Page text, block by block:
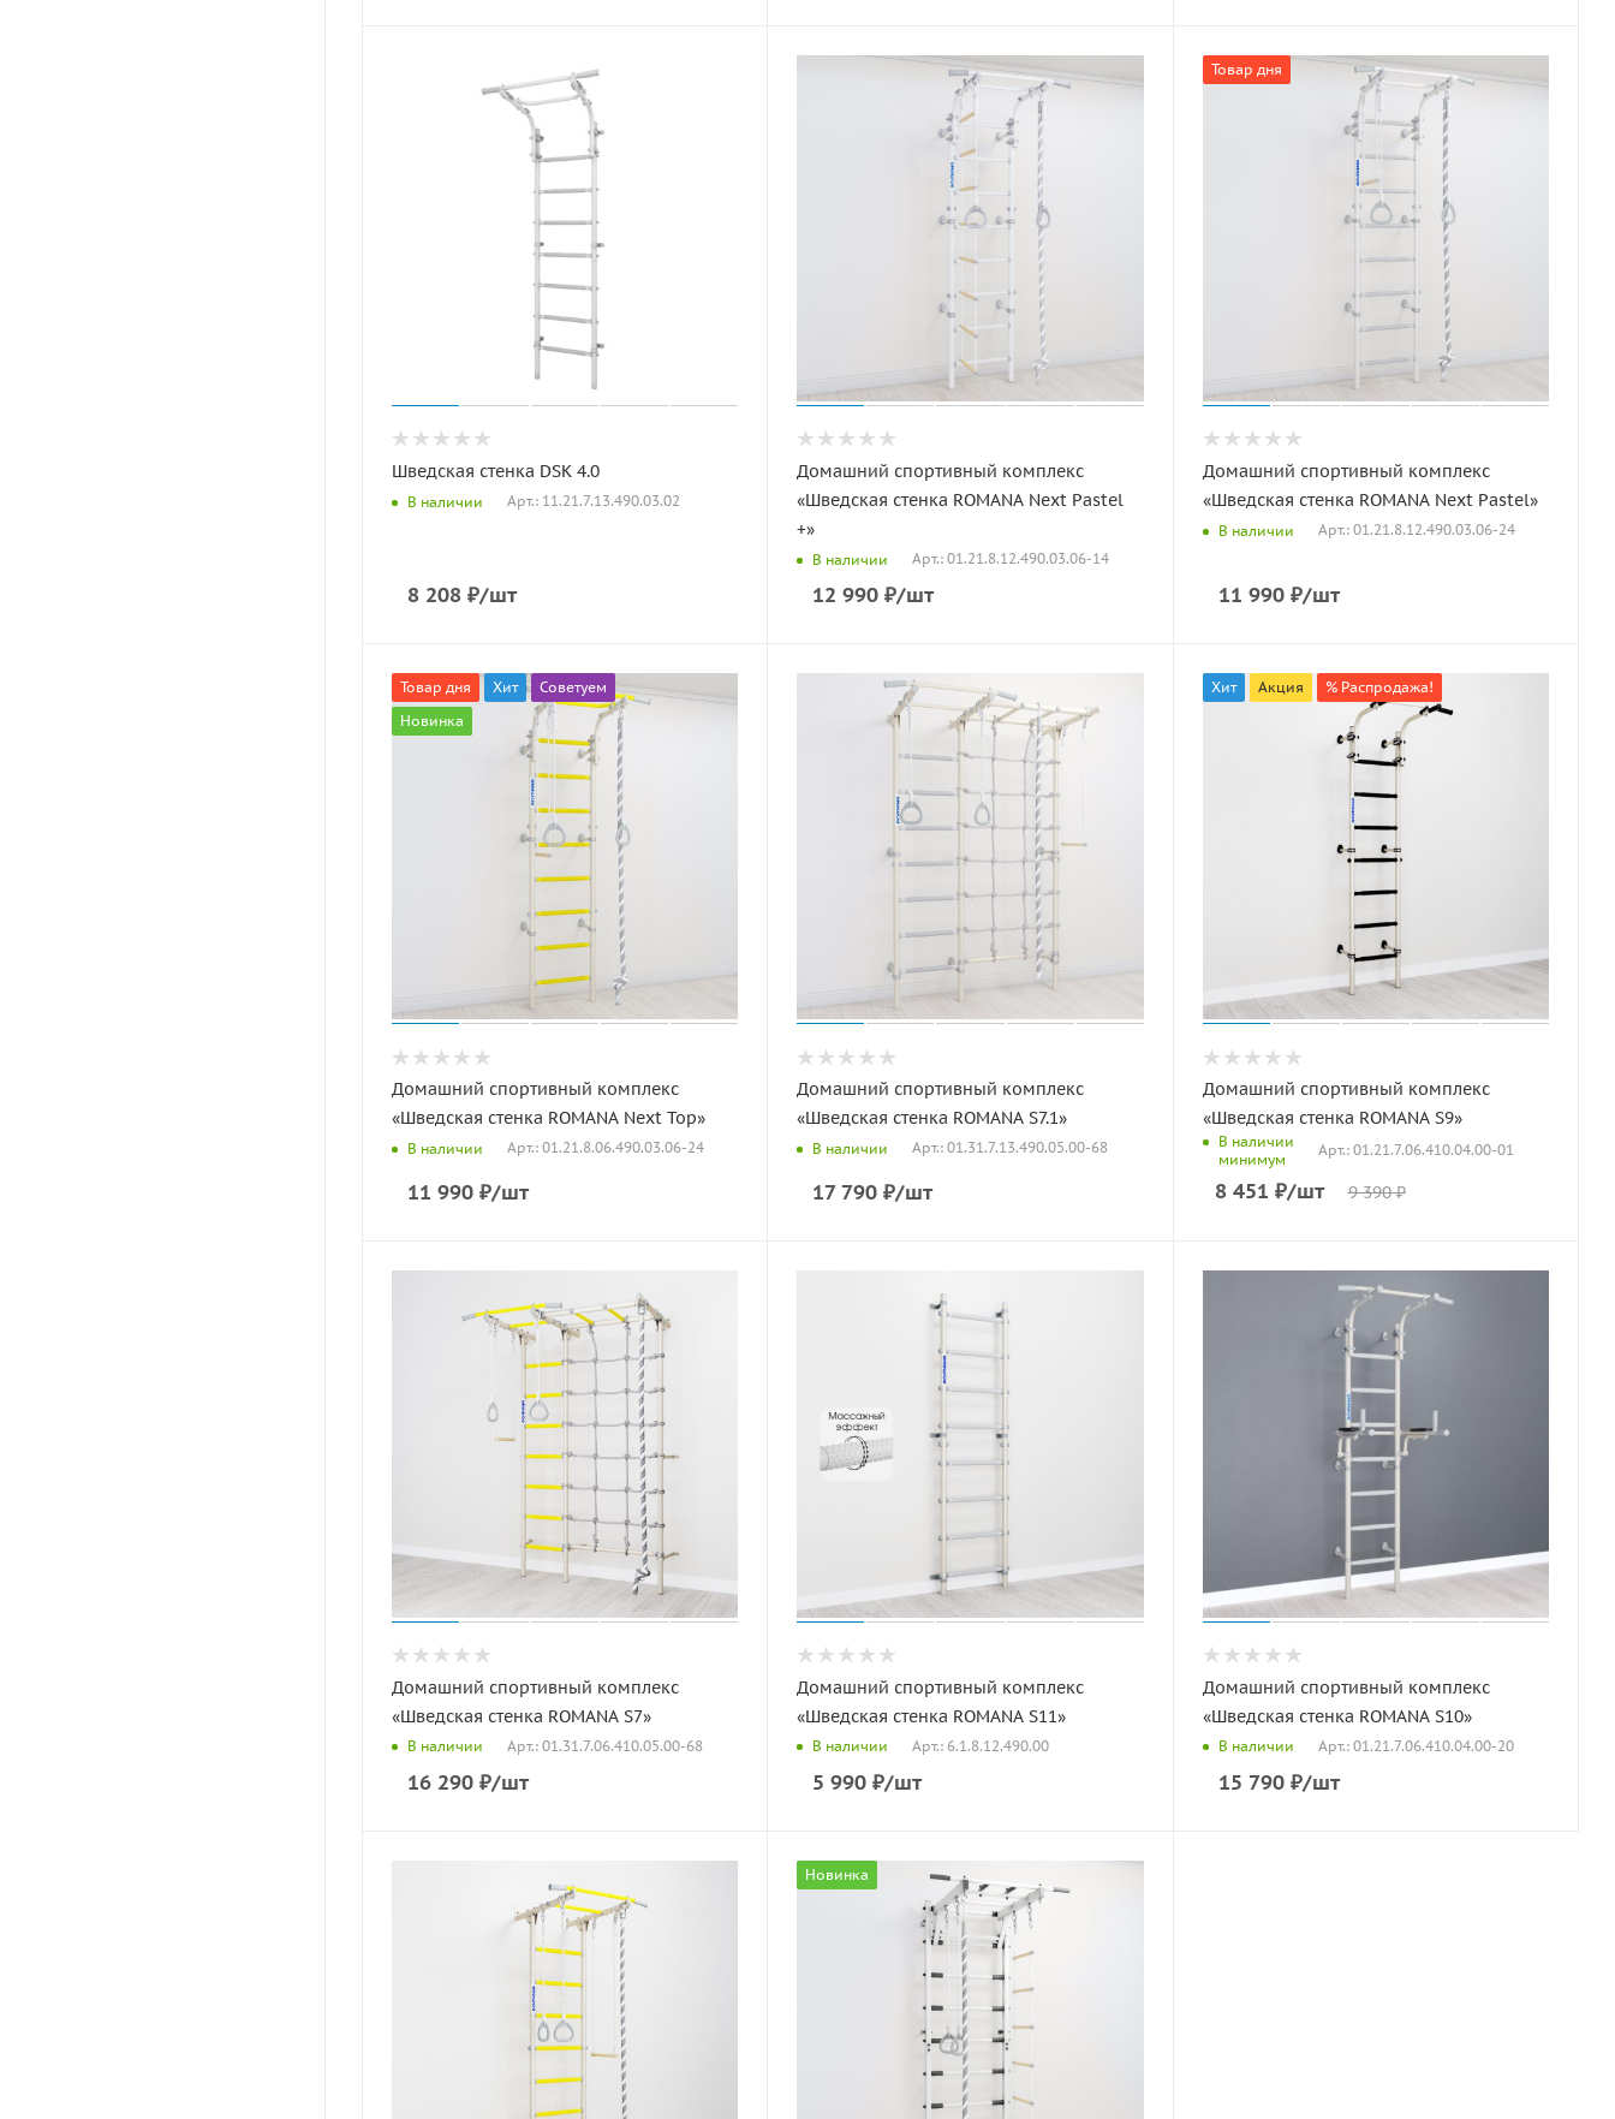
Шведская стенка DSK 4.0
В наличии Арт.: 11.21.7.13.490.03.02
8 208 ₽/шт
Домашний спортивный комплекс
«Шведская стенка ROMANA Next Pastel
+»
В наличии Арт.: 01.21.8.12.490.03.06-14
12 990 ₽/шт
Товар дня
Домашний спортивный комплекс
«Шведская стенка ROMANA Next Pastel»
В наличии Арт.: 01.21.8.12.490.03.06-24
11 990₽/шт
Товар дня Хит
Советуем
Новинка
Домашний спортивный комплекс
«Шведская стенка ROMANA Next Top»
В наличии Арт.: 01.21.8.06.490.03.06-24
11 990 ₽/шт
Домашний спортивный комплекс
«Шведская стенка ROMANA S7.1»
В наличии Арт.: 01.31.7.13.490.05.00-68
17 790 ₽/шт
Хит Акция % Распродажа!
Домашний спортивный комплекс
«Шведская стенка ROMANA S9»
В наличии
минимум
Арт.: 01.21.7.06.410.04.00-01
8 451 ₽/шт 9 390₽
Домашний спортивный комплекс
«Шведская стенка ROMANA S7»
В наличии Арт.: 01.31.7.06.410.05.00-68
16 290 ₽/шт
Домашний спортивный комплекс
«Шведская стенка ROMANA S11»
В наличии Арт.: 6.1.8.12.490.00
5 990 ₽/шт
Домашний спортивный комплекс
«Шведская стенка ROMANA S10»
В наличии Арт.: 01.21.7.06.410.04.00-20
15 790₽/шт
Новинка